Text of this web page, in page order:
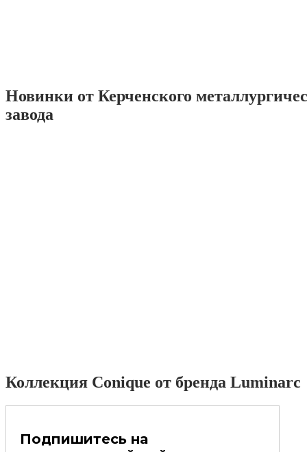
Новинки от Керченского
завода
Коллекция Conique от бренда Luminarc
Подпишитесь на